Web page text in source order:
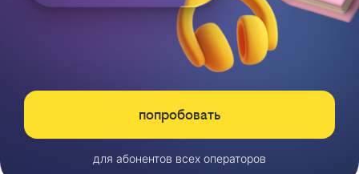
попробовать
для абонентов всех операторов